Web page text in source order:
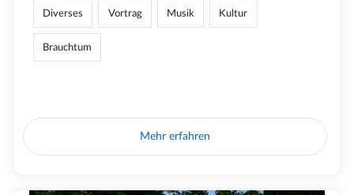
Diverses Vortrag Musik Kultur
Brauchtum
Mehr erfahren